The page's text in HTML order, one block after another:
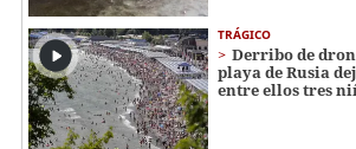
TRÁGICO
Derribo de
playa de Rusia
entre ellos tres